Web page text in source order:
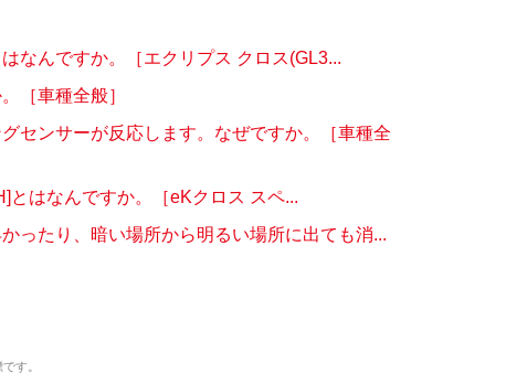
なんですか。［エクリプス クロス(GL3...
［車種全般］
センサーが反応します。なぜですか。［車種全
はなんですか。［eKクロス スペ...
ったり、暗い場所から明るい場所に出ても消...
す。